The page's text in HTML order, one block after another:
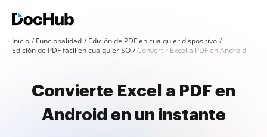
Inicio Funcionalidad
Edición de PDF en cualquier dispositivo
Edición de PDF fácil en cualquier SO
Convertir Excel a PDF en Android
Convierte Excel a PDF en
Android en un instante